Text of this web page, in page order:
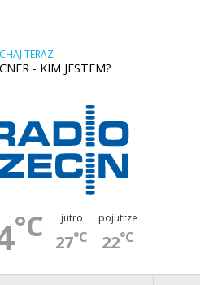
TERAZ
- KIM JESTEM?
°C jutro
27°C
pojutrze
22°C